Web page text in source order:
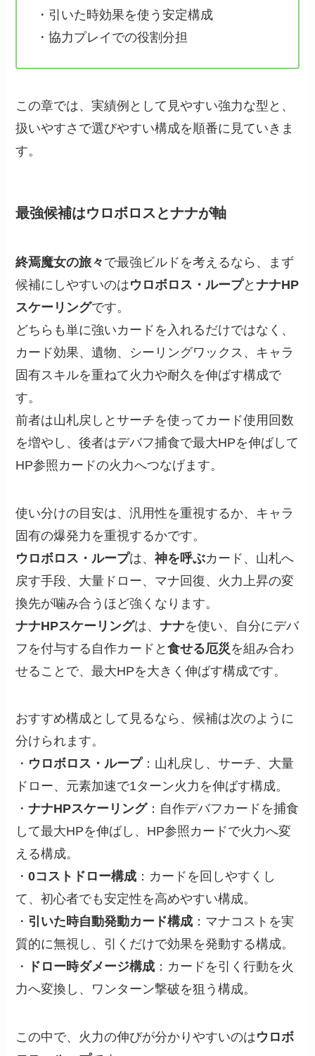
・引いた時効果を使う安定構成
・協力プレイでの役割分担
この章では、実績例として見やすい強力な型と、
扱いやすさで選びやすい構成を順番に見ていきま
す。
最強候補はウロボロスとナナが軸
終焉魔女の旅々 で最強ビルドを考えるなら、まず
候補にしやすいのはウロボロス・ループとナナHP
スケーリングです。
どちらも単に強いカードを入れるだけではなく、
カード効果、遺物、シーリングワックス、キャラ
固有スキルを重ねて火力や耐久を伸ばす構成で
す。
前者は山札戻しとサーチを使ってカード使用回数
を増やし、後者はデバフ捕食で最大HPを伸ばして
HP参照カードの火力へつなげます。
使い分けの目安は、汎用性を重視するか、キャラ
固有の爆発力を重視するかです。
ウロボロス・ループは、神を呼ぶカード、山札へ
戻す手段、大量ドロー、マナ回復、火力上昇の変
換先が噛み合うほど強くなります。
ナナHPスケーリングは、ナナを使い、自分にデバ
フを付与する自作カードと食せる厄災 を組み合わ
せることで、最大HPを大きく伸ばす構成です。
おすすめ構成として見るなら、候補は次のように
分けられます。
・ ウロボロス・ループ：山札戻し、サーチ、大量
ドロー、元素加速で1ターン火力を伸ばす構成。
・ナナHPスケーリング：自作デバフカードを捕食
して最大HPを伸ばし、HP参照カードで火力へ変
える構成。
・0コストドロー構成 ：カードを回しやすくし
て、初心者でも安定性を高めやすい構成。
・ 引いた時自動発動カード構成 ：マナコストを実
質的に無視し、引くだけで効果を発動する構成。
・
ドロー時ダメージ構成 ：カードを引く行動を火
力へ変換し、ワンターン撃破を狙う構成。
この中で、火力の伸びが分かりやすいのはウロボ